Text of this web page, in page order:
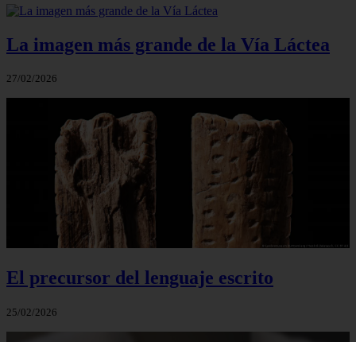
La imagen más grande de la Vía Láctea
27/02/2026
El precursor del lenguaje escrito
25/02/2026